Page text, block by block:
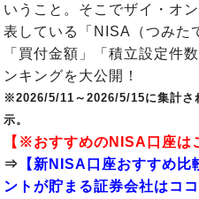
いうこと。そこでザイ・オ
表している「NISA（つみた
「買付金額」「積立設定件
ンキングを大公開！
※2026/5/11～2026/5/15に集計さ
示。
【※おすすめのNISA口座は
⇒ 【新NISA口座おすすめ
ントが貯まる証券会社はコ